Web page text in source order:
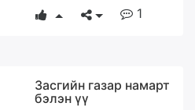
1
Засгийн газар намарт
бэлэн үү